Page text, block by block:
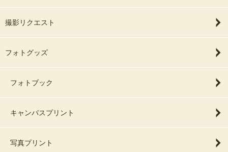
撮影リクエスト
フォトグッズ
フォトブック
キャンバスプリント
写真プリント